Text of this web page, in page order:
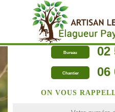
Bureau 02
Chantier 06
ON VOUS